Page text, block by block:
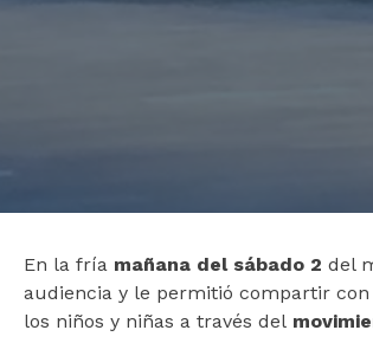
En la fría mañana del sábado 2 del
audiencia y le permitió compartir
los niños y niñas a través del